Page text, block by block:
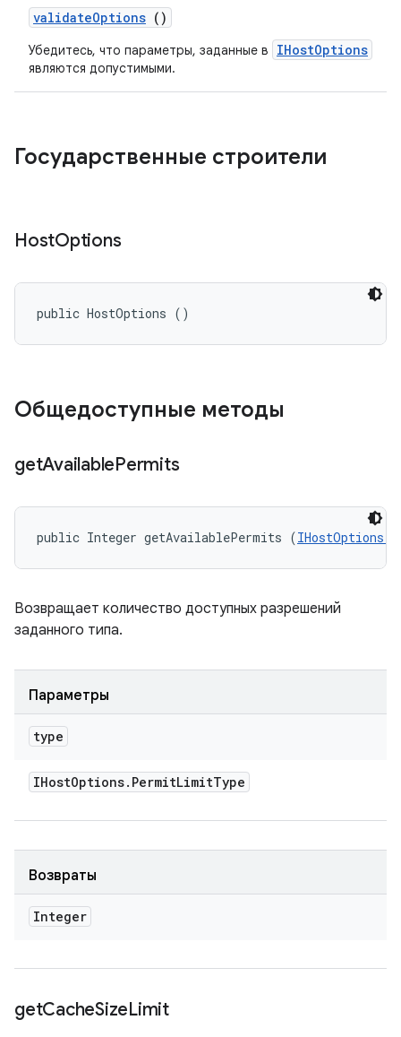
validateOptions ()
Убедитесь, что параметры, заданные в IHostOptions
являются допустимыми.
Государственные строители
HostOptions
public HostOptions ()
Общедоступные методы
getAvailablePermits
public Integer getAvailablePermits (
Возвращает количество доступных разрешений
заданного типа.
Параметры
type
IHostOptions. PermitLimitType
Возвраты
Integer
getCacheSizeLimit